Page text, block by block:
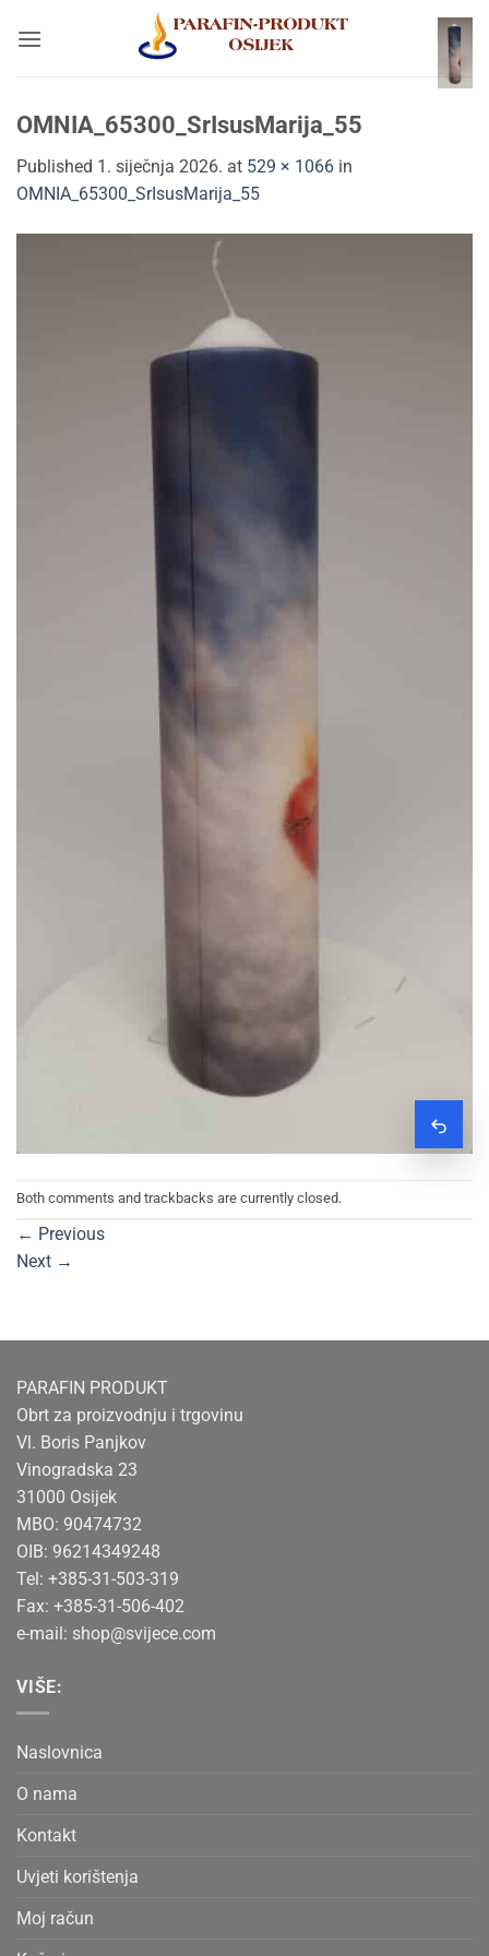
OMNIA_65300_SrIsusMarija_55
Published 1. siječnja 2026. at 529 × 1066 in
OMNIA_65300_SrIsusMarija_55
Both comments and trackbacks are currently closed.
← Previous
Next →
PARAFIN PRODUKT
Obrt za proizvodnju i trgovinu
Vl. Boris Panjkov
Vinogradska 23
31000 Osijek
MBO: 90474732
OIB: 96214349248
Tel: +385-31-503-319
Fax: +385-31-506-402
e-mail: shop@svijece.com
VIŠE:
Naslovnica
O nama
Kontakt
Uvjeti korištenja
Moj račun